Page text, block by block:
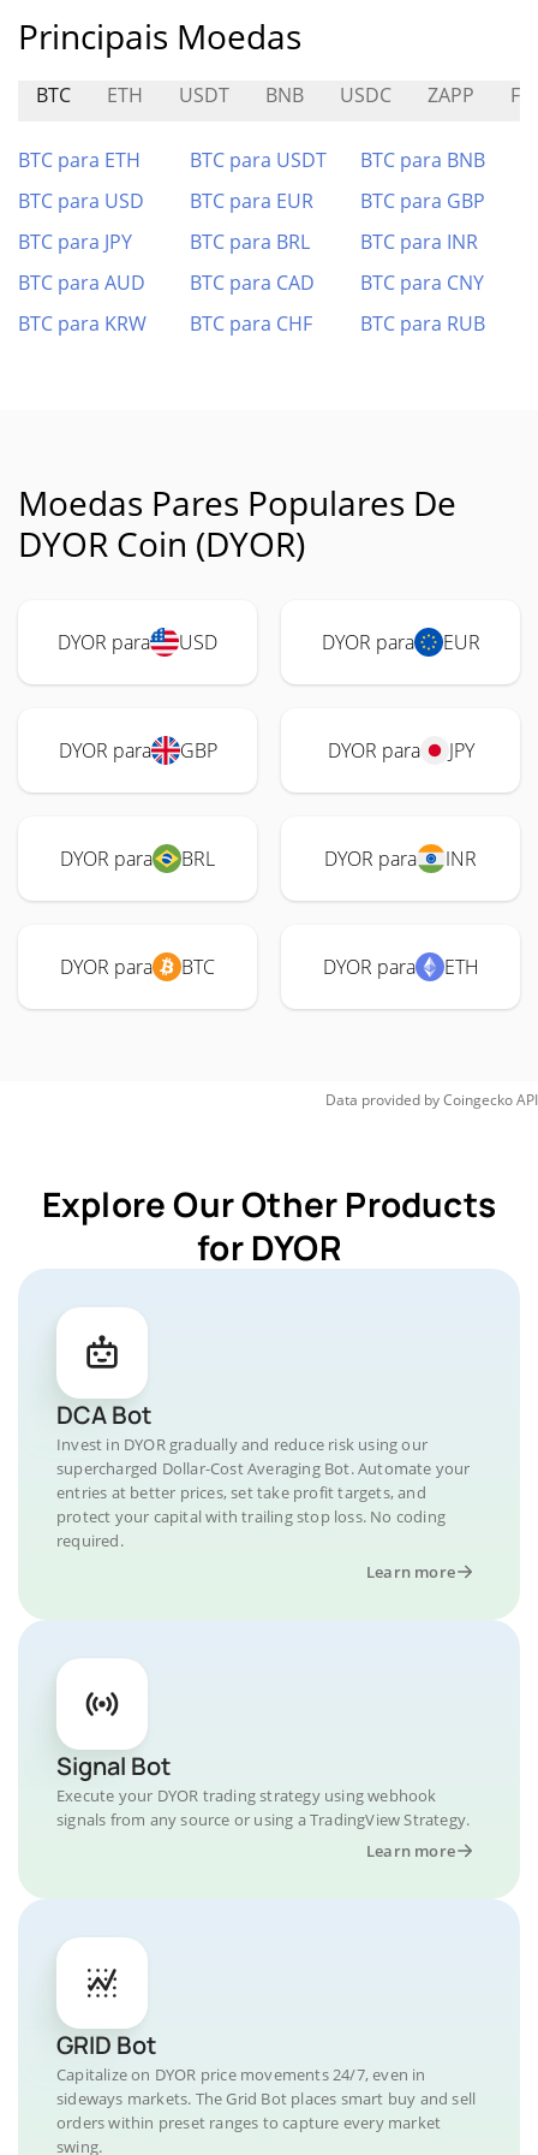
Principais Moedas
BTC ETH USDT BNB USDC ZAPP
BTC para ETH BTC para USDT
BTC para BNB
BTC para USD
BTC para EUR
BTC para GBP
BTC para JPY
BTC para BRL
BTC para INR
BTC para AUD
BTC para CAD
BTC para CNY
BTC para KRW
BTC para CHF BTC para RUB
Moedas Pares Populares De
DYOR Coin (DYOR)
DYOR para USD DYOR para EUR
DYOR para GBP DYOR para JPY
DYOR para BRL DYOR para INR
DYOR para BTC DYOR para ETH
Data provided byCoingeckoAPI
Explore Our Other Products
for DYOR
DCA Bot
Invest in DYOR gradually and reduce risk using our
supercharged Dollar-Cost Averaging Bot. Automate your
entries at better prices, set take profit targets, and
protect your capital with trailing stop loss. No coding
required.
Learn more
Signal Bot
Execute your DYOR trading strategy using webhook
signals from any source or using a TradingView Strategy.
Learn more
GRID Bot
Capitalize on DYOR price movements 24/7, even in
sideways markets. The Grid Bot places smart buy and sell
orders within preset ranges to capture every market
swing.